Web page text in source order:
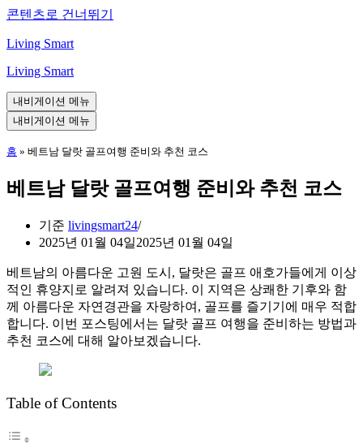
콘텐츠로 건너뛰기
Living Smart
Living Smart
내비게이션 메뉴
내비게이션 메뉴
홈 » 베트남 달랏 골프여행 준비와 추천 코스
베트남 달랏 골프여행 준비와 추천 코스
기준 livingsmart24
2025년 01월 04일2025년 01월 04일
베트남의 아름다운 고원 도시, 달랏은 골프 애호가들에게 이상
적인 휴양지로 알려져 있습니다. 이 지역은 상쾌한 기후와 함
께 아름다운 자연경관을 자랑하여, 골프를 즐기기에 매우 적합
합니다. 이번 포스팅에서는 달랏 골프 여행을 준비하는 방법과
추천 코스에 대해 알아보겠습니다.
Table of Contents